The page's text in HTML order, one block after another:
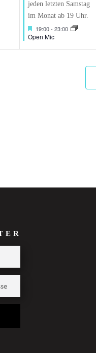
Hervorgehoben
19:00-23:00
Open Mic